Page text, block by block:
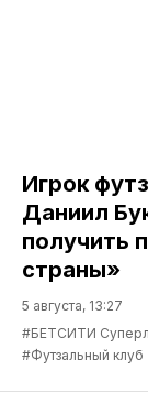
Игрок
Даниил
получить
страны»
5 августа, 13:27
#БЕТСИТИ
#Футзальный